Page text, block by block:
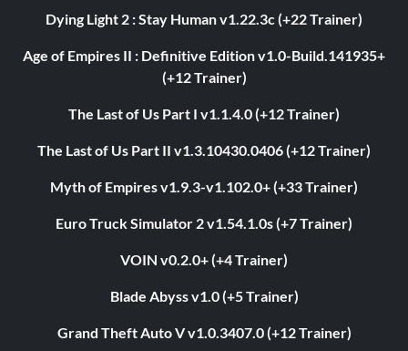
Dying Light 2 : Stay Human v1.22.3c (+22 Trainer)
Age of Empires II : Definitive Edition v1.0-Build.141935+
(+12 Trainer)
The Last of Us Part I v1.1.4.0 (+12 Trainer)
The Last of Us Part II v1.3.10430.0406 (+12 Trainer)
Myth of Empires v1.9.3-v1.102.0+ (+33 Trainer)
Euro Truck Simulator 2 v1.54.1.0s (+7 Trainer)
VOIN v0.2.0+ (+4 Trainer)
Blade Abyss v1.0 (+5 Trainer)
Grand Theft Auto V v1.0.3407.0 (+12 Trainer)